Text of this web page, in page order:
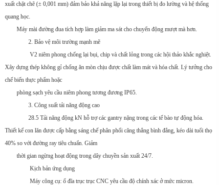
xuất chặt chẽ (± 0,001 mm) đảm bảo khả năng lặp lại trong thiết bị đo lường và hệ thống
quang học.
Máy mài đường đua tích hợp làm giảm ma sát cho chuyển động mượt mà hơn.
2. Bảo vệ môi trường mạnh mẽ
V2 niêm phong chống lại bụi, chip và chất lỏng trong các hội thảo khắc nghiệt.
Xây dựng thép không gỉ chống ăn mòn chịu được chất làm mát và hóa chất. Lý tưởng cho
chế biến thực phẩm hoặc
phòng sạch yêu cầu niêm phong tương đương IP65.
3. Công suất tải năng động cao
28.5 Tải năng động kN hỗ trợ các gantry nặng trong các tế bào tự động hóa.
Thiết kế con lăn được cấp bằng sáng chế phân phối căng thẳng bình đẳng, kéo dài tuổi thọ
40% so với đường ray tiêu chuẩn. Giảm
thời gian ngừng hoạt động trong dây chuyền sản xuất 24/7.
Kịch bản ứng dụng
Máy công cụ: ổ đĩa trục trục CNC yêu cầu độ chính xác ở mức micron.